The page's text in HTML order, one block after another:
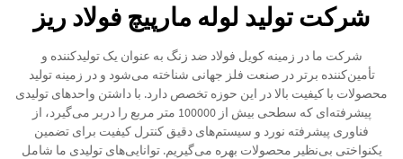
شرکت تولید لوله مارپیچ فولاد ریز
شرکت ما در زمینه کویل فولاد ضد زنگ به عنوان یک تولیدکننده و
تأمین‌کننده برتر در صنعت فلز جهانی شناخته می‌شود و در زمینه تولید
محصولات با کیفیت بالا در این حوزه تخصص دارد. با داشتن واحدهای تولیدی
پیشرفته‌ای که سطحی بیش از 100000 متر مربع را دربر می‌گیرد، از
فناوری پیشرفته نورد و سیستم‌های دقیق کنترل کیفیت برای تضمین
یکنواختی بی‌نظیر محصولات بهره می‌گیریم. توانایی‌های تولیدی ما شامل